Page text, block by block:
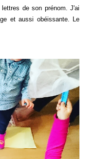
de son prénom. J'ai
et aussi obéissante. Le